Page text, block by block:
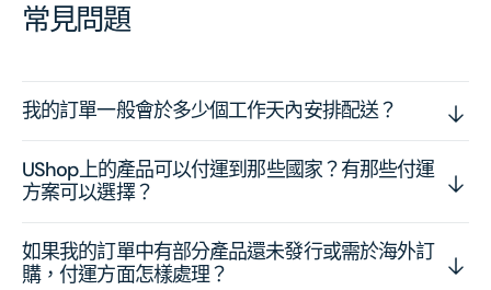
常見問題
我的訂單一般會於多少個工作天內安排配送？
UShop上的產品可以付運到那些國家？有那些付運
方案可以選擇？
如果我的訂單中有部分產品還未發行或需於海外訂
購，付運方面怎樣處理？